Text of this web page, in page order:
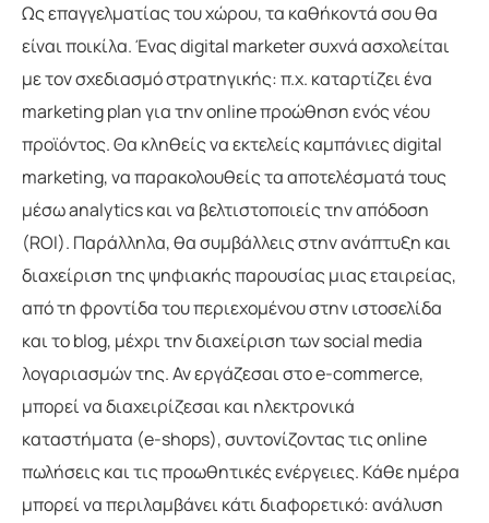
Ως επαγγελματίας του χώρου, τα καθήκοντά σου θα
είναι ποικίλα. Ένας digital marketer συχνά ασχολείται
με τον σχεδιασμό στρατηγικής: π.χ. καταρτίζει ένα
marketing plan για την online προώθηση ενός νέου
προϊόντος. Θα κληθείς να εκτελείς καμπάνιες digital
marketing, να παρακολουθείς τα αποτελέσματά τους
μέσω analytics και να βελτιστοποιείς την απόδοση
(ROI). Παράλληλα, θα συμβάλλεις στην ανάπτυξη και
διαχείριση της ψηφιακής παρουσίας μιας εταιρείας,
από τη φροντίδα του περιεχομένου στην ιστοσελίδα
και το blog, μέχρι την διαχείριση των social media
λογαριασμών της. Αν εργάζεσαι στο e-commerce,
μπορεί να διαχειρίζεσαι και ηλεκτρονικά
καταστήματα (e-shops), συντονίζοντας τις online
πωλήσεις και τις προωθητικές ενέργειες. Κάθε ημέρα
μπορεί να περιλαμβάνει κάτι διαφορετικό: ανάλυση